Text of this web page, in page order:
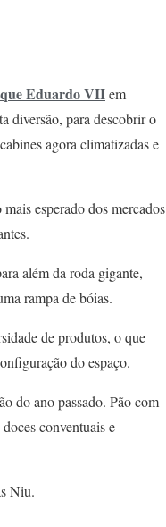
Eduardo VIIem
diversão, para descobrir o
agora climatizadas e
esperado dos mercados
além da roda gigante,
rampa de bóias.
de produtos, o que
do espaço.
do ano passado. Pão com
conventuais e
Niu.